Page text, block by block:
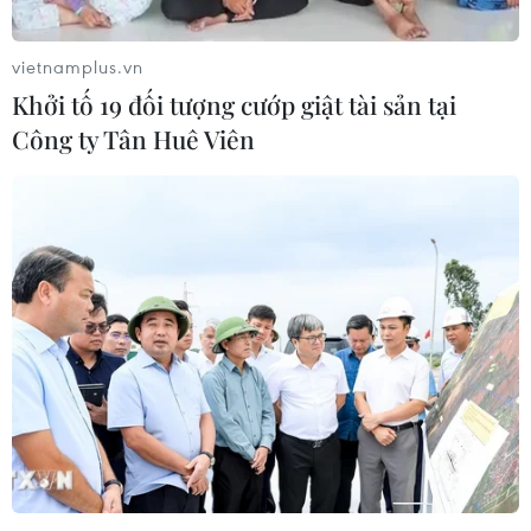
vượt ngục sau vụ tấn công chấn động
04/03/2024 06:27
Khi ban lệnh tình trạng khẩn cấp, Chính phủ Haiti dẫn lý
do “suy giảm an ninh” và “các hành vi phạm tội bạo lực
ngày càng gia tăng do nhiều băng nhóm vũ trang gây
ra”
vietnamplus.vn
Khởi tố 19 đối tượng cướp giật tài sản tại
Công ty Tân Huê Viên